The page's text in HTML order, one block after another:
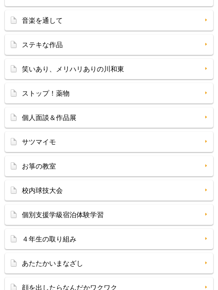
音楽を通して
ステキな作品
笑いあり、メリハリありの川和東
ストップ！薬物
個人面談＆作品展
サツマイモ
お箏の教室
校内球技大会
個別支援学級宿泊体験学習
４年生の取り組み
あたたかいまなざし
顔を出したらなんだかワクワク